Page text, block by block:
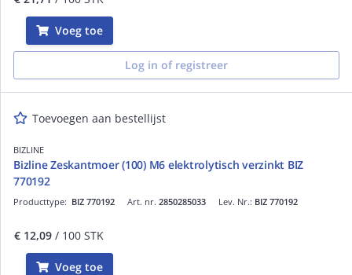
Voeg toe
Log in of registreer
Toevoegen aan bestellijst
BIZLINE
Bizline Zeskantmoer (100) M6 elektrolytisch verzinkt BIZ
770192
Art. nr. 2850285033
Producttype: BIZ 770192 Lev. Nr.: BIZ 770192
€ 12,09 / 100 STK
Voeg toe